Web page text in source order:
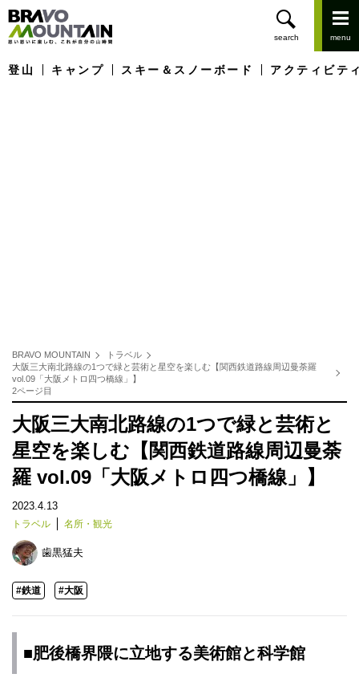
登山 キャンプ スキー＆スノーボード アクティビテ
BRAVO MOUNTAIN
トラベル
大阪三大南北路線の1つで緑と芸術と星空を楽しむ【関西鉄道路線周辺曼荼羅
vol.09「大阪メトロ四つ橋線」】
2ページ目
大阪三大南北路線の1つで緑と芸術と
星空を楽しむ【関西鉄道路線周辺曼荼
羅 vol.09「大阪メトロ四つ橋線」】
2023.4.13
トラベル 名所・観光
歯黒猛夫
#鉄道 #大阪
■肥後橋界隈に立地する美術館と科学館